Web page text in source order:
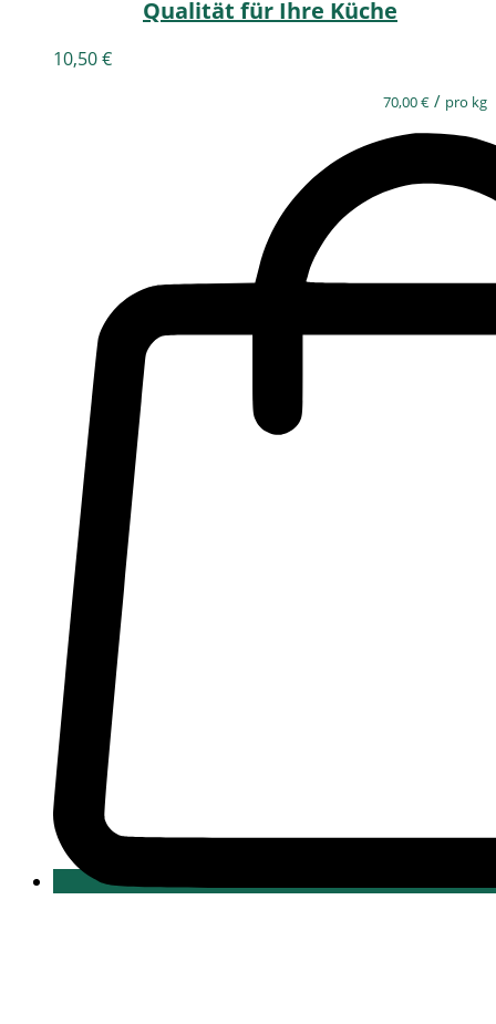
Qualität für Ihre Küche
10,50€
70,00€ / pro kg